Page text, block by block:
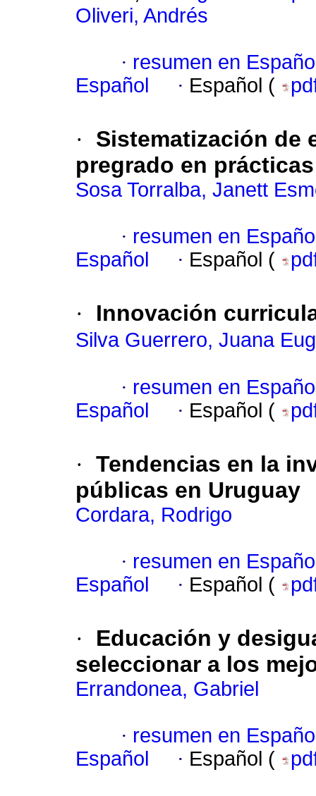
Oliveri, Andrés
· resumen en
Español
· Español (
·
Sistematización de
pregrado en
Sosa Torralba, Janett
· resumen en
Español
· Español (
· Innovación
Silva Guerrero, Juana
· resumen en
Español
· Español (
· Tendencias en la
públicas en Uruguay
Cordara, Rodrigo
· resumen en
Español
· Español (
·
Educación y
seleccionar a los
Errandonea, Gabriel
· resumen en
Español
· Español (